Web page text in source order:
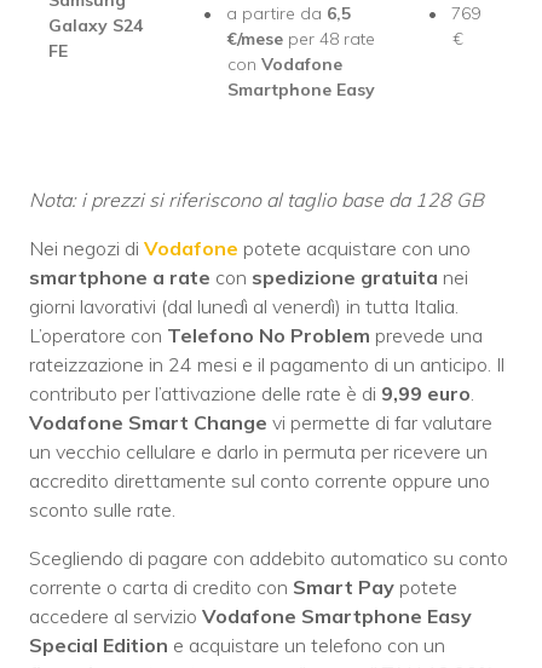
Galaxy S24
FE
a partire da 6,5
€/mese per 48 rate
con Vodafone
Smartphone Easy
769
€
Nota: i prezzi si riferiscono al taglio base da 128 GB
Nei negozi di Vodafone potete acquistare con uno
smartphone a rate con spedizione gratuita nei
giorni lavorativi (dal lunedì al venerdì) in tutta Italia.
L’operatore con Telefono No Problem prevede una
rateizzazione in 24 mesi e il pagamento di un anticipo. Il
contributo per l’attivazione delle rate è di 9,99 euro.
Vodafone Smart Change vi permette di far valutare
un vecchio cellulare e darlo in permuta per ricevere un
accredito direttamente sul conto corrente oppure uno
sconto sulle rate.
Scegliendo di pagare con addebito automatico su conto
corrente o carta di credito con Smart Pay potete
accedere al servizio Vodafone Smartphone Easy
Special Edition e acquistare un telefono con un